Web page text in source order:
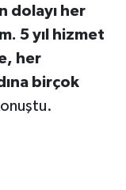
dolayı her
5 yıl hizmet
her
birçok